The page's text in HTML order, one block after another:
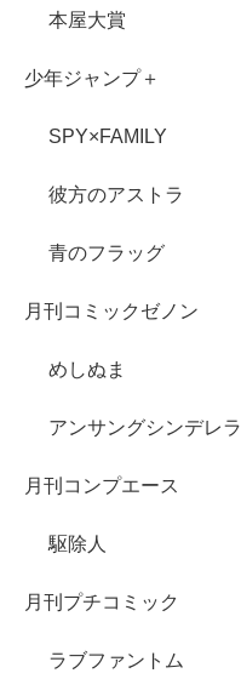
本屋大賞
少年ジャンプ＋
SPY×FAMILY
彼方のアストラ
青のフラッグ
月刊コミックゼノン
めしぬま
アンサングシンデレラ
月刊コンプエース
駆除人
月刊プチコミック
ラブファントム